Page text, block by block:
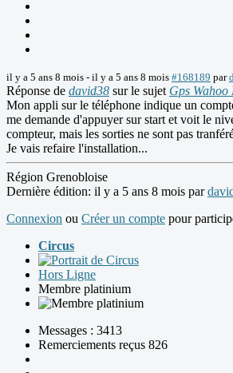
il y a 5 ans 8 mois - il y a 5 ans 8 mois #168189 par
Réponse de david38 sur le sujet Gps Wahoo
Mon appli sur le téléphone indique un
me demande d'appuyer sur start et voit le
compteur, mais les sorties ne sont pas
Je vais refaire l'installation...
Région Grenobloise
Dernière édition: il y a 5 ans 8 mois par
Connexion ou Créer un compte pour
Circus
Hors Ligne
Membre platinium
Messages : 3413
Remerciements reçus 826